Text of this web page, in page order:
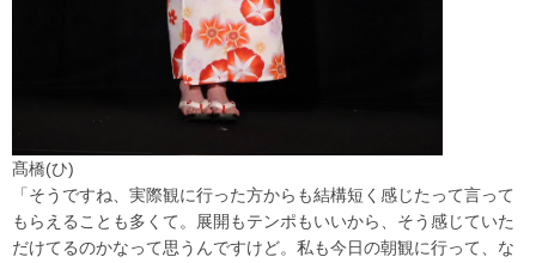
髙橋(ひ)
「そうですね、実際観に行った方からも結構短く感じたって言って
もらえることも多くて。展開もテンポもいいから、そう感じていた
だけてるのかなって思うんですけど。私も今日の朝観に行って、な